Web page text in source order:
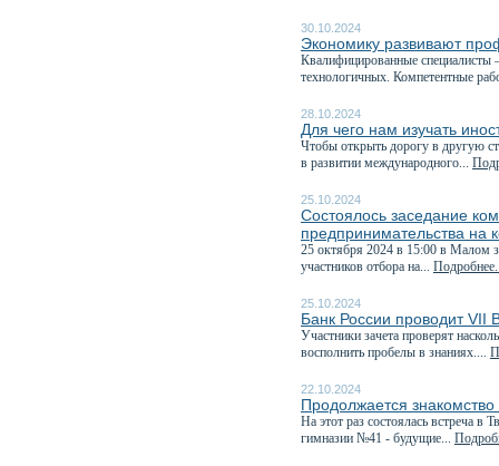
30.10.2024
Экономику развивают
Квалифицированные специалисты
технологичных. Компетентные
28.10.2024
Для чего нам изучать
Чтобы открыть дорогу в другую
в развитии международного...
25.10.2024
Состоялось заседание
предпринимательства на
25 октября 2024 в 15:00 в Малом
участников отбора на...
25.10.2024
Банк России проводит VII
Участники зачета проверят
восполнить пробелы в знаниях....
22.10.2024
Продолжается
На этот раз состоялась встреча
гимназии №41 - будущие...